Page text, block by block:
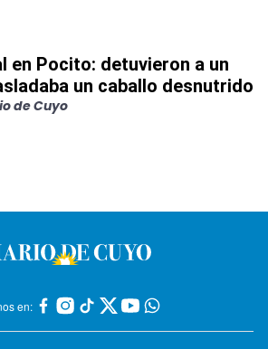
en Pocito: detuvieron a un
un caballo desnutrido
de Cuyo
en: